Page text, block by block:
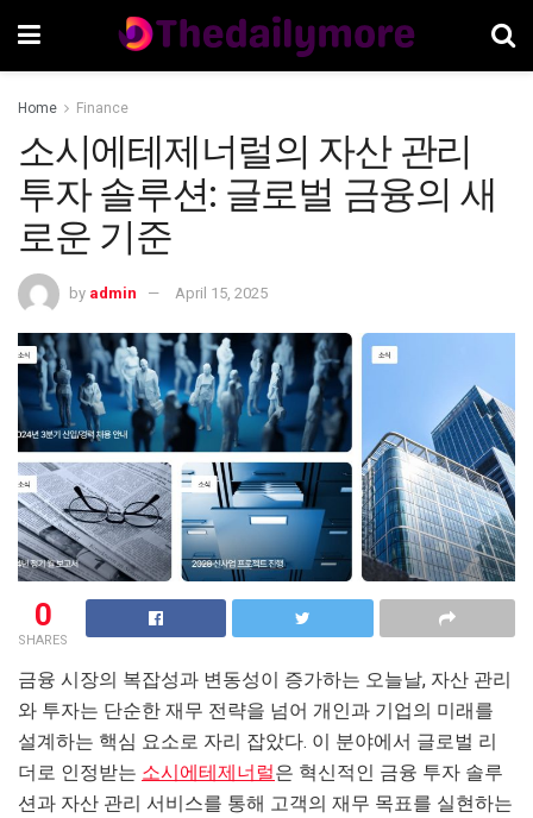
Home Finance
소시에테제너럴의 자산 관리
투자 솔루션: 글로벌 금융의 새
로운 기준
by admin April 15, 2025
0
SHARES
금융 시장의 복잡성과 변동성이 증가하는 오늘날, 자산 관리
와 투자는 단순한 재무 전략을 넘어 개인과 기업의 미래를
설계하는 핵심 요소로 자리 잡았다. 이 분야에서 글로벌 리
더로 인정받는 소시에테제너럴은 혁신적인 금융 투자 솔루
션과 자산 관리 서비스를 통해 고객의 재무 목표를 실현하는